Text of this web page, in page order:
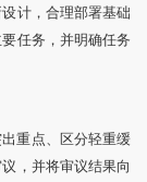
计，合理部署基础
任务，并明确任务
重点、区分轻重缓
，并将审议结果向